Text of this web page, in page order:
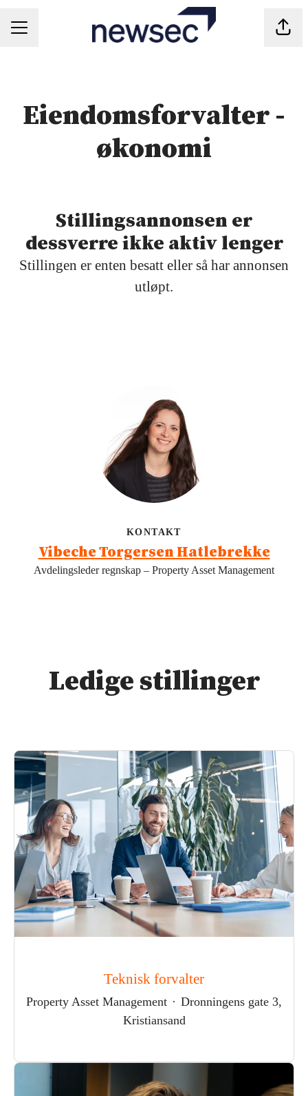
KARRIEREMENY Del
Eiendomsforvalter -
økonomi
Stillingsannonsen er
dessverre ikke aktiv lenger
Stillingen er enten besatt eller så har annonsen
utløpt.
KONTAKT
Vibeche Torgersen Hatlebrekke
Avdelingsleder regnskap – Property Asset Management
Ledige stillinger
Teknisk forvalter
Property Asset Management · Dronningens gate 3,
Kristiansand